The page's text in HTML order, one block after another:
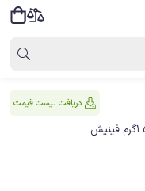
دریافت لیست قیمت